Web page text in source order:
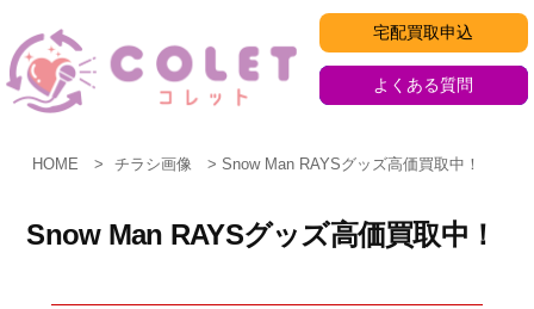
ン
テ
宅配買取申込
よくある質問
HOME チラシ画像 Snow Man RAYSグッズ高価買取中！
Snow Man RAYSグッズ高価買取中！